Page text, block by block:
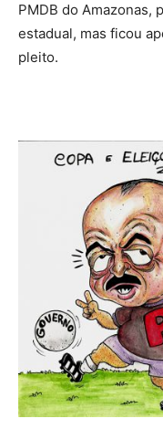
PMDB do Amazonas,
estadual, mas ficou
pleito.